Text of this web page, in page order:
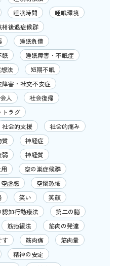
睡眠時間
睡眠環境
相後退症候群
睡眠負債
眠
睡眠障害・不眠症
法
短期不眠
障害・社交不安症
人
社会復帰
トラグ
社会的支援
社会的痛み
質
神経症
弱
神経質
空の巣症候群
空虚感
空間恐怖
笑い
笑顔
認知行動療法
第二の脳
筋弛緩法
筋肉の発達
す 筋肉痛
筋肉量
精神の安定